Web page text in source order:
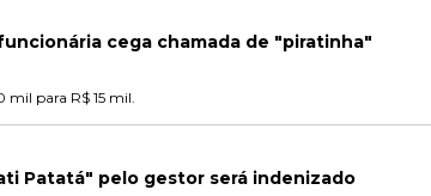
cega chamada de "piratinha"
para R$ 15 mil.
Patatá" pelo gestor será indenizado